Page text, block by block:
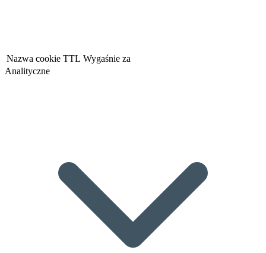
Nazwa cookie TTL Wygaśnie za
Analityczne